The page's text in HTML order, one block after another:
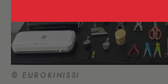
© EUROKINISSI